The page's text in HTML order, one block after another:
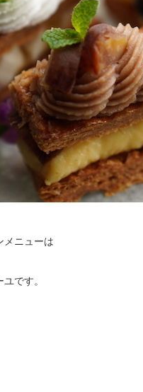
メニューは
です。